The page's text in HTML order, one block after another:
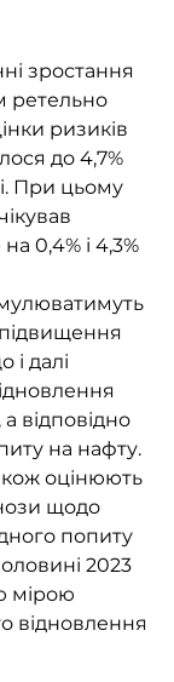
зростання
ретельно
ризиків
до 4,7%
При цьому
0,4% і 4,3%
і далі
а відповідно
на нафту.
оцінюють
щодо
попиту
2023
мірою
відновлення